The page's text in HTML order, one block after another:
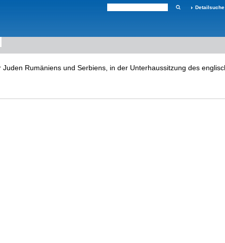
Detailsuche
Rumäniens und Serbiens, in der Unterhaussitzung des